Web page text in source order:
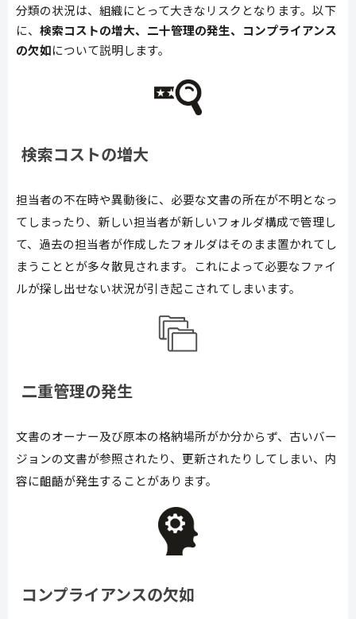
分類の状況は、組織にとって大きなリスクとなります。以下
に、 検索コストの増大、二十管理の発生、コンプライアンス
の欠如について説明します。
検索コストの増大
担当者の不在時や異動後に、必要な文書の所在が不明となっ
てしまったり、新しい担当者が新しいフォルダ構成で管理し
て、過去の担当者が作成したフォルダはそのまま置かれてし
まうこととが多々散見されます。これによって必要なファイ
ルが探し出せない状況が引き起こされてしまいます。
二重管理の発生
文書のオーナー及び原本の格納場所がか分からず、古いバー
ジョンの文書が参照されたり、更新されたりしてしまい、内
容に齟齬が発生することがあります。
コンプライアンスの欠如